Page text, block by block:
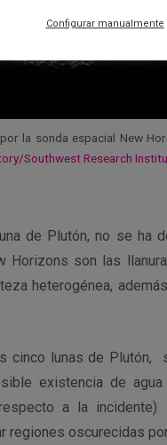
la sonda espacial New
Southwest Research
de Plutón, no se ha
Horizons son las
heterogénea,
cinco lunas de Plutón,
existencia de
respecto a la
regiones oscurecidas
Configurar manualmente